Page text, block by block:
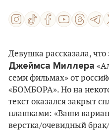
Девушка рассказала, что
Джеймса Миллера
семи фильмах» от
«БОМБОРА». Но на
текст оказался закрыт
плашками: «Ваши
верстка/очевидный